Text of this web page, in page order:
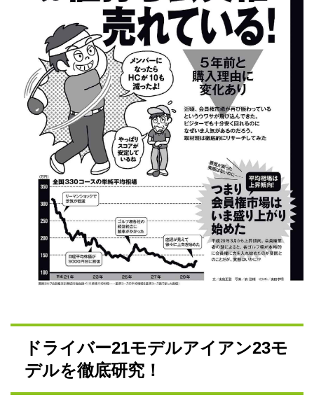
ドライバー21モデルアイアン23モ
デルを徹底研究！